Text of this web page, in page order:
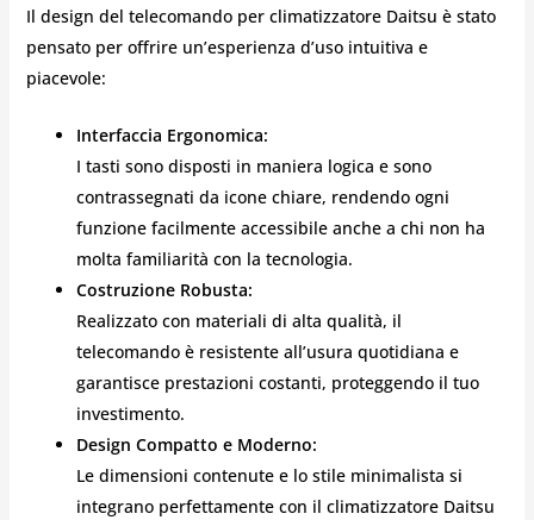
Il design del telecomando per climatizzatore Daitsu è stato
pensato per offrire un’esperienza d’uso intuitiva e
piacevole:
Interfaccia Ergonomica:
I tasti sono disposti in maniera logica e sono
contrassegnati da icone chiare, rendendo ogni
funzione facilmente accessibile anche a chi non ha
molta familiarità con la tecnologia.
Costruzione Robusta:
Realizzato con materiali di alta qualità, il
telecomando è resistente all’usura quotidiana e
garantisce prestazioni costanti, proteggendo il tuo
investimento.
Design Compatto e Moderno:
Le dimensioni contenute e lo stile minimalista si
integrano perfettamente con il climatizzatore Daitsu